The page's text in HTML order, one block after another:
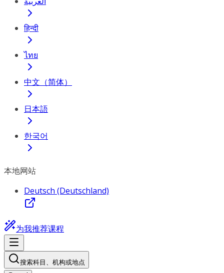
हिन्दी
ไทย
中文（简体）
日本語
한국어
本地网站
Deutsch (Deutschland)
为我推荐课程
搜索科目、机构或地点